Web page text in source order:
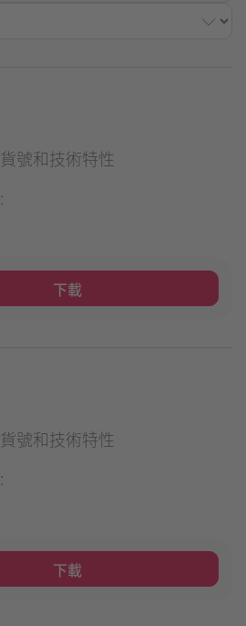
號和技術特性
下載
號和技術特性
下載